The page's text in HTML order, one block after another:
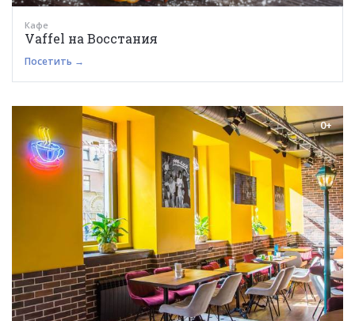
Кафе
Vaffel на Восстания
Посетить →
0+